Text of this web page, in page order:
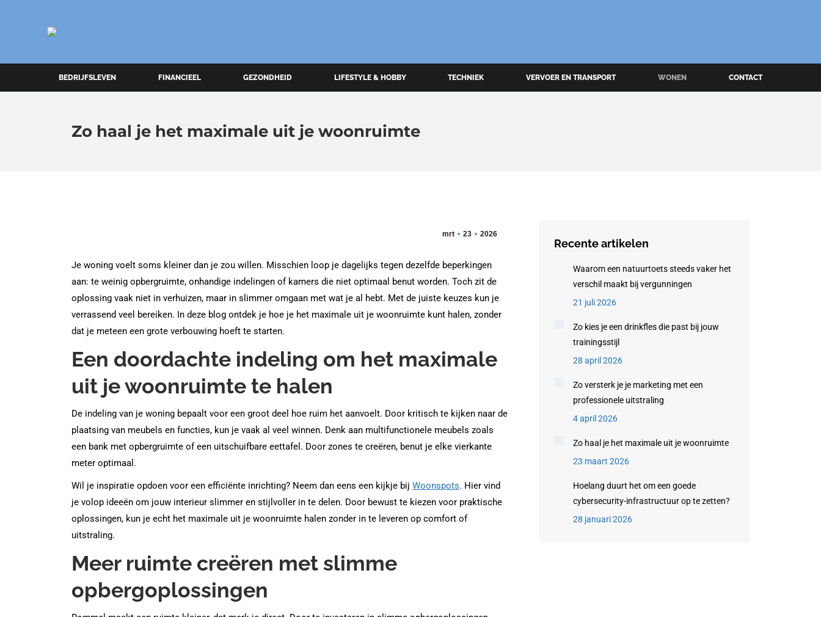
BEDRIJFSLEVEN FINANCIEEL GEZONDHEID LIFESTYLE & HOBBY TECHNIEK VERVOER EN TRANSPORT WONEN CONTACT
Zo haal je het maximale uit je woonruimte
mrt 23 2026
Je woning voelt soms kleiner dan je zou willen. Misschien loop je dagelijks tegen dezelfde beperkingen
aan: te weinig opbergruimte, onhandige indelingen of kamers die niet optimaal benut worden. Toch zit de
oplossing vaak niet in verhuizen, maar in slimmer omgaan met wat je al hebt. Met de juiste keuzes kun je
verrassend veel bereiken. In deze blog ontdek je hoe je het maximale uit je woonruimte kunt halen, zonder
dat je meteen een grote verbouwing hoeft te starten.
Een doordachte indeling om het maximale
uit je woonruimte te halen
De indeling van je woning bepaalt voor een groot deel hoe ruim het aanvoelt. Door kritisch te kijken naar de
plaatsing van meubels en functies, kun je vaak al veel winnen. Denk aan multifunctionele meubels zoals
een bank met opbergruimte of een uitschuifbare eettafel. Door zones te creëren, benut je elke vierkante
meter optimaal.
Wil je inspiratie opdoen voor een efficiënte inrichting? Neem dan eens een kijkje bij Woonspots. Hier vind
je volop ideeën om jouw interieur slimmer en stijlvoller in te delen. Door bewust te kiezen voor praktische
oplossingen, kun je echt het maximale uit je woonruimte halen zonder in te leveren op comfort of
uitstraling.
Meer ruimte creëren met slimme
opbergoplossingen
Recente artikelen
Waarom een natuurtoets steeds vaker het
verschil maakt bij vergunningen
21 juli 2026
Zo kies je een drinkfles die past bij jouw
trainingsstijl
28 april 2026
Zo versterk je je marketing met een
professionele uitstraling
4 april 2026
Zo haal je het maximale uit je woonruimte
23 maart 2026
Hoelang duurt het om een goede
cybersecurity-infrastructuur op te zetten?
28 januari 2026